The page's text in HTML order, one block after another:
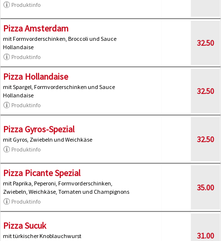
Produktinfo
Pizza Amsterdam
mit Formvorderschinken, Broccoli und Sauce
Hollandaise
Produktinfo
32.50
Pizza Hollandaise
mit Spargel, Formvorderschinken und Sauce
Hollandaise
Produktinfo
32.50
Pizza Gyros-Spezial
mit Gyros, Zwiebeln und Weichkäse
Produktinfo
32.50
Pizza Picante Spezial
mit Paprika, Peperoni, Formvorderschinken,
Zwiebeln, Weichkäse, Tomaten und Champignons
Produktinfo
35.00
Pizza Sucuk
mit türkischer Knoblauchwurst
31.00